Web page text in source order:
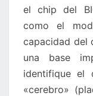
el chip del
como el
capacidad del
una base
identifique el
«cerebro»